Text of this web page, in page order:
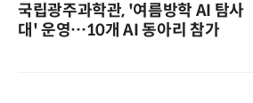
국립광주과학관, '여름방학 AI 탐사
대' 운영…10개 AI 동아리 참가